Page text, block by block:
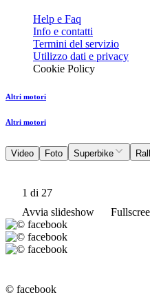
Help e Faq
Info e contatti
Termini del servizio
Utilizzo dati e privacy
Cookie Policy
Altri motori
Altri motori
Video Foto Superbike
1 di 27
Avvia slideshow
© facebook